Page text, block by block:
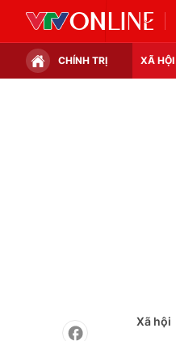
CHÍNH TRỊ XÃ HỘI
Xã hội